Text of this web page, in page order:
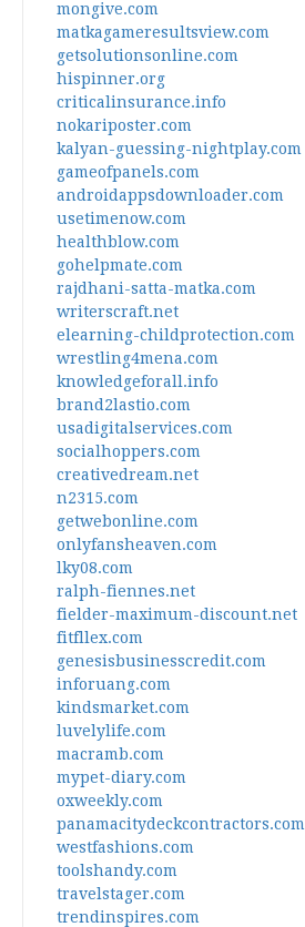
mongive.com
matkagameresultsview.com
getsolutionsonline.com
hispinner.org
criticalinsurance.info
nokariposter.com
kalyan-guessing-nightplay.com
gameofpanels.com
androidappsdownloader.com
usetimenow.com
healthblow.com
gohelpmate.com
rajdhani-satta-matka.com
writerscraft.net
elearning-childprotection.com
wrestling4mena.com
knowledgeforall.info
brand2lastio.com
usadigitalservices.com
socialhoppers.com
creativedream.net
n2315.com
getwebonline.com
onlyfansheaven.com
lky08.com
ralph-fiennes.net
fielder-maximum-discount.net
fitfllex.com
genesisbusinesscredit.com
inforuang.com
kindsmarket.com
luvelylife.com
macramb.com
mypet-diary.com
oxweekly.com
panamacitydeckcontractors.com
westfashions.com
toolshandy.com
travelstager.com
trendinspires.com